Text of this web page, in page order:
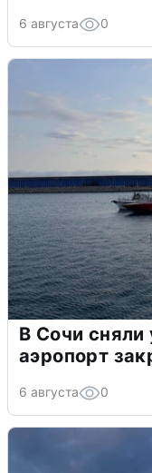
6 августа 0
В Сочи сняли
аэропорт
6 августа 0